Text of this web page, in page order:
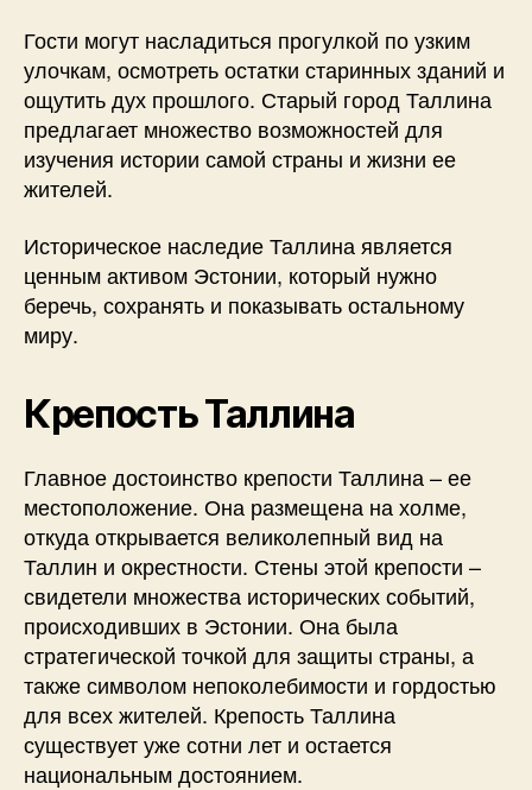
Гости могут насладиться прогулкой по узким
улочкам, осмотреть остатки старинных зданий и
ощутить дух прошлого. Старый город Таллина
предлагает множество возможностей для
изучения истории самой страны и жизни ее
жителей.
Историческое наследие Таллина является
ценным активом Эстонии, который нужно
беречь, сохранять и показывать остальному
миру.
Крепость Таллина
Главное достоинство крепости Таллина – ее
местоположение. Она размещена на холме,
откуда открывается великолепный вид на
Таллин и окрестности. Стены этой крепости –
свидетели множества исторических событий,
происходивших в Эстонии. Она была
стратегической точкой для защиты страны, а
также символом непоколебимости и гордостью
для всех жителей. Крепость Таллина
существует уже сотни лет и остается
национальным достоянием.